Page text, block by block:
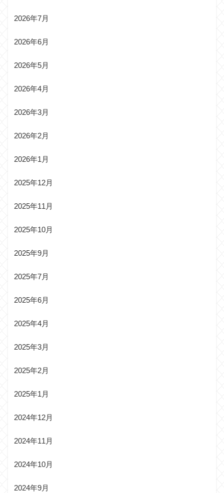
2026年7月
2026年6月
2026年5月
2026年4月
2026年3月
2026年2月
2026年1月
2025年12月
2025年11月
2025年10月
2025年9月
2025年7月
2025年6月
2025年4月
2025年3月
2025年2月
2025年1月
2024年12月
2024年11月
2024年10月
2024年9月